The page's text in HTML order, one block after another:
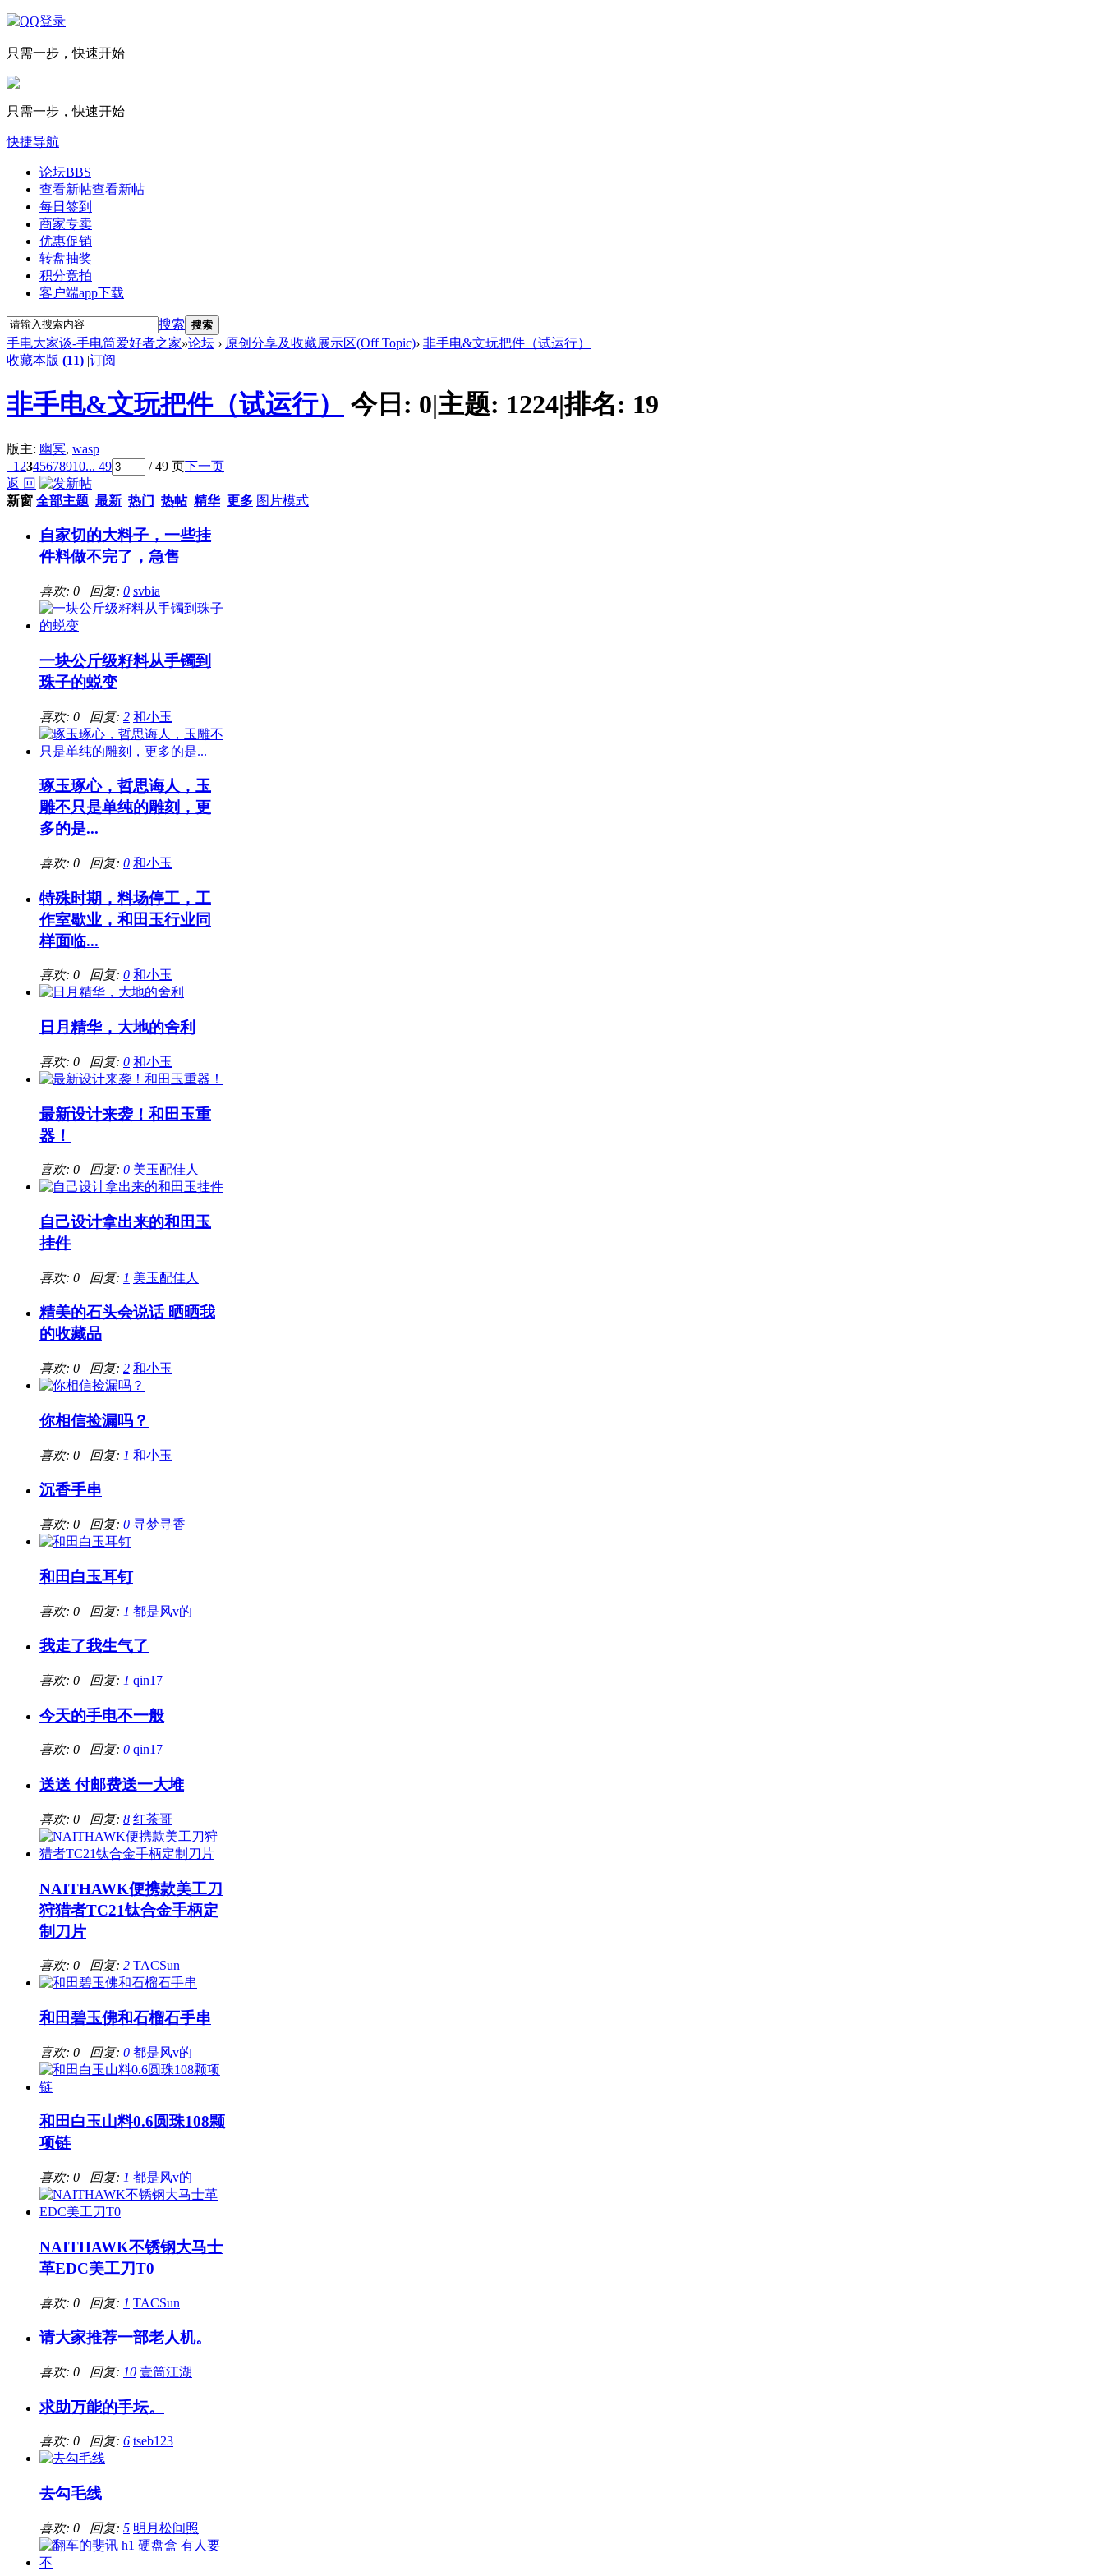
只需一步，快速开始
只需一步，快速开始
快捷导航
论坛BBS
查看新帖查看新帖
每日签到
商家专卖
优惠促销
转盘抽奖
积分竞拍
客户端app下载
搜索 搜索
手电大家谈-手电筒爱好者之家»论坛 › 原创分享及收藏展示区(Off Topic)› 非手电&文玩把件（试运行）
收藏本版 (11) |订阅
非手电&文玩把件（试运行） 今日: 0|主题: 1224|排名: 19
版主: 幽冥, wasp
1 2345678910... 49 / 49 页下一页
返 回
新窗 全部主题 最新 热门 热帖 精华 更多 图片模式
自家切的大料子，一些挂
件料做不完了，急售
喜欢: 0 回复: 0 svbia
一块公斤级籽料从手镯到
珠子的蜕变
喜欢: 0 回复: 2 和小玉
琢玉琢心，哲思诲人，玉
雕不只是单纯的雕刻，更
多的是...
喜欢: 0 回复: 0 和小玉
特殊时期，料场停工，工
作室歇业，和田玉行业同
样面临...
喜欢: 0 回复: 0 和小玉
日月精华，大地的舍利
喜欢: 0 回复: 0 和小玉
最新设计来袭！和田玉重
器！
喜欢: 0 回复: 0 美玉配佳人
自己设计拿出来的和田玉
挂件
喜欢: 0 回复: 1 美玉配佳人
精美的石头会说话 晒晒我
的收藏品
喜欢: 0 回复: 2 和小玉
你相信捡漏吗？
喜欢: 0 回复: 1 和小玉
沉香手串
喜欢: 0 回复: 0 寻梦寻香
和田白玉耳钉
喜欢: 0 回复: 1 都是风v的
我走了我生气了
喜欢: 0 回复: 1 qin17
今天的手电不一般
喜欢: 0 回复: 0 qin17
送送 付邮费送一大堆
喜欢: 0 回复: 8 红茶哥
NAITHAWK便携款美工刀
狩猎者TC21钛合金手柄定
制刀片
喜欢: 0 回复: 2 TACSun
和田碧玉佛和石榴石手串
喜欢: 0 回复: 0 都是风v的
和田白玉山料0.6圆珠108颗
项链
喜欢: 0 回复: 1 都是风v的
NAITHAWK不锈钢大马士
革EDC美工刀T0
喜欢: 0 回复: 1 TACSun
请大家推荐一部老人机。
喜欢: 0 回复: 10 壹筒江湖
求助万能的手坛。
喜欢: 0 回复: 6 tseb123
去勾毛线
喜欢: 0 回复: 5 明月松间照